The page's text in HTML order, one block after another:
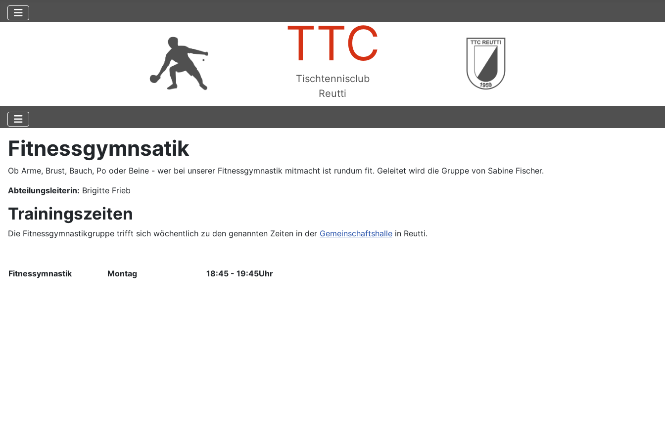
TTC
Tischtennisclub
Reutti
Fitnessgymnsatik
Ob Arme, Brust, Bauch, Po oder Beine - wer bei unserer Fitnessgymnastik mitmacht ist rundum fit. Geleitet wird die Gruppe von Sabine Fischer.
Abteilungsleiterin: Brigitte Frieb
Trainingszeiten
Die Fitnessgymnastikgruppe trifft sich wöchentlich zu den genannten Zeiten in der Gemeinschaftshalle in Reutti.
Fitnessymnastik Montag 18:45 - 19:45Uhr